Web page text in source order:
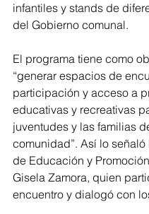
infantiles y stands de
del Gobierno comunal.
El programa tiene como
“generar espacios de
participación y acceso a
educativas y recreativas
juventudes y las familias
comunidad”. Así lo
de Educación y
Gisela Zamora, quien
encuentro y dialogó con